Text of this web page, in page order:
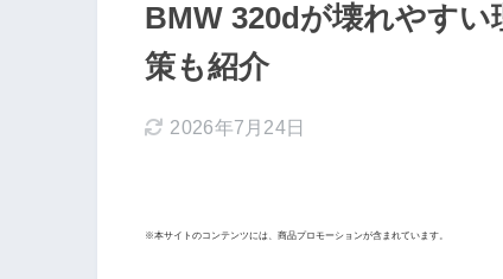
BMW 320dが壊れやす
策も紹介
2026年7月24日
※本サイトのコンテンツには、商品プロモーションが含まれています。